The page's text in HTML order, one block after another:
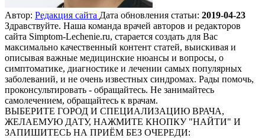
Автор: Редакция сайта Дата обновления статьи: 2019-04-23
Здравствуйте. Наша команда врачей авторов и редакторов
сайта Simptom-Lechenie.ru, старается создать для Вас
максимально качественный контент статей, выискивая и
описывая важные медицинские нюансы и вопросы, о
симптоматике, диагностике и лечении самых популярных
заболеваний, и не очень известных синдромах. Рады помочь,
проконсультировать - обращайтесь. Не занимайтесь
самолечением, обращайтесь к врачам.
ВЫБЕРИТЕ ГОРОД И СПЕЦИАЛИЗАЦИЮ ВРАЧА,
ЖЕЛАЕМУЮ ДАТУ, НАЖМИТЕ КНОПКУ "НАЙТИ" И
ЗАПИШИТЕСЬ НА ПРИЁМ БЕЗ ОЧЕРЕДИ: